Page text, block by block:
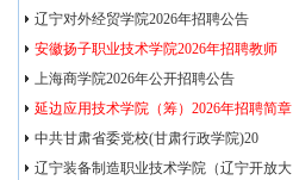
辽宁对外经贸学院2026年招聘公告
安徽扬子职业技术学院2026年招聘教师
上海商学院2026年公开招聘公告
延边应用技术学院（筹）2026年招聘简章
中共甘肃省委党校(甘肃行政学院)20
辽宁装备制造职业技术学院（辽宁开放大